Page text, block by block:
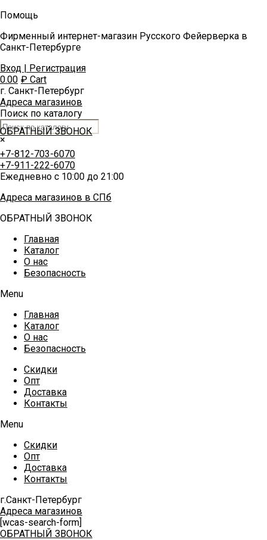
Помощь
Фирменный интернет-магазин Русского Фейерверка в
Санкт-Петербурге
Вход | Регистрация
0.00 ₽ Cart
г. Санкт-Петербург
Адреса магазинов
Поиск по каталогу
×
ОБРАТНЫЙ ЗВОНОК
+7-812-703-6070
+7-911-222-6070
Ежедневно с 10:00 до 21:00
Адреса магазинов в СПб
ОБРАТНЫЙ ЗВОНОК
Главная
Каталог
О нас
Безопасность
Menu
Главная
Каталог
О нас
Безопасность
Скидки
Опт
Доставка
Контакты
Menu
Скидки
Опт
Доставка
Контакты
г.Санкт-Петербург
Адреса магазинов
[wcas-search-form]
ОБРАТНЫЙ ЗВОНОК